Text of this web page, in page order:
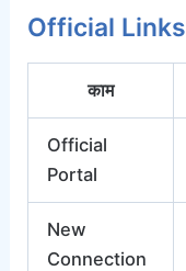
Official Links
काम
Official
Portal
New
Connection